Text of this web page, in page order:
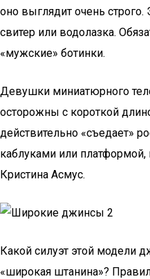
оно выглядит очень
свитер или водолазка.
«мужские» ботинки.
Девушки миниатюрного
осторожны с короткой
действительно «съедает»
каблуками или платформой,
Кристина Асмус.
Какой силуэт этой модели
«широкая штанина»?